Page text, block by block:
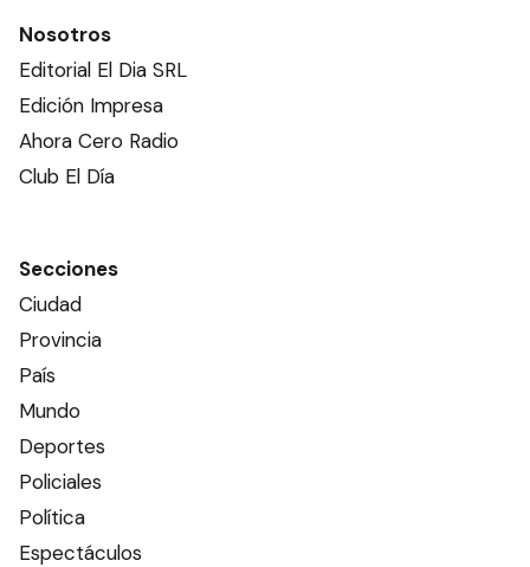
Nosotros
Editorial El Dia SRL
Edición Impresa
Ahora Cero Radio
Club El Día
Secciones
Ciudad
Provincia
País
Mundo
Deportes
Policiales
Política
Espectáculos